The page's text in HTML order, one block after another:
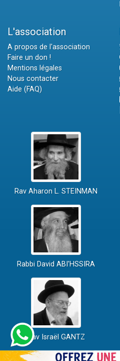
L'association
A propos de l'association
Faire un don !
Mentions légales
Nous contacter
Aide (FAQ)
Rav Aharon L. STEINMAN
Rabbi David ABI'HSSIRA
Rav Israël GANTZ